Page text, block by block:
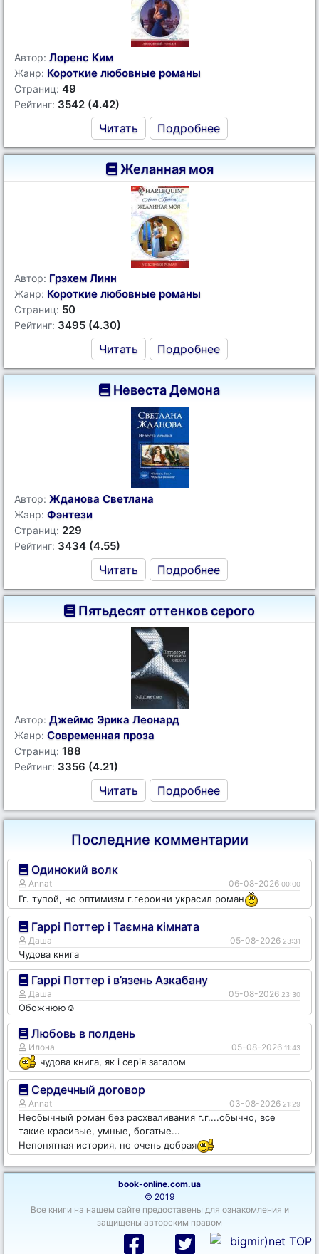
Автор: Лоренс Ким
Жанр: Короткие любовные романы
Страниц: 49
Рейтинг: 3542 (4.42)
Читать Подробнее
Желанная моя
Автор: Грэхем Линн
Жанр: Короткие любовные романы
Страниц: 50
Рейтинг: 3495 (4.30)
Читать Подробнее
Невеста Демона
Автор: Жданова Светлана
Жанр: Фэнтези
Страниц: 229
Рейтинг: 3434 (4.55)
Читать Подробнее
Пятьдесят оттенков серого
Автор: Джеймс Эрика Леонард
Жанр: Современная проза
Страниц: 188
Рейтинг: 3356 (4.21)
Читать Подробнее
Последние комментарии
Одинокий волк
Annat 06-08-2026 00:00
Гг. тупой, но оптимизм г.героини украсил роман
Гаррі Поттер і Таємна кімната
Даша 05-08-2026 23:31
Чудова книга
Гаррі Поттер і в’язень Азкабану
Даша 05-08-2026 23:30
Обожнюю☺️
Любовь в полдень
Илона 05-08-2026 11:43
чудова книга, як і серія загалом
Сердечный договор
Annat 03-08-2026 21:29
Необычный роман без расхваливания г.г....обычно, все
такие красивые, умные, богатые...
Непонятная история, но очень добрая
book-online.com.ua
© 2019
Все книги на нашем сайте предоставены для ознакомления и
защищены авторским правом